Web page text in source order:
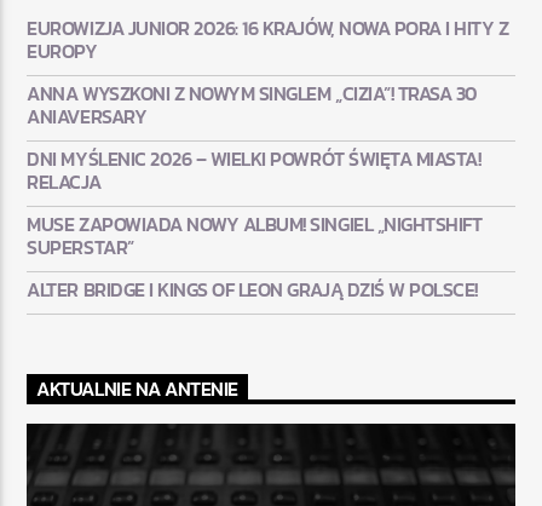
EUROWIZJA JUNIOR 2026: 16 KRAJÓW, NOWA PORA I HITY Z
EUROPY
ANNA WYSZKONI Z NOWYM SINGLEM „CIZIA”! TRASA 30
ANIAVERSARY
DNI MYŚLENIC 2026 – WIELKI POWRÓT ŚWIĘTA MIASTA!
RELACJA
MUSE ZAPOWIADA NOWY ALBUM! SINGIEL „NIGHTSHIFT
SUPERSTAR”
ALTER BRIDGE I KINGS OF LEON GRAJĄ DZIŚ W POLSCE!
AKTUALNIE NA ANTENIE